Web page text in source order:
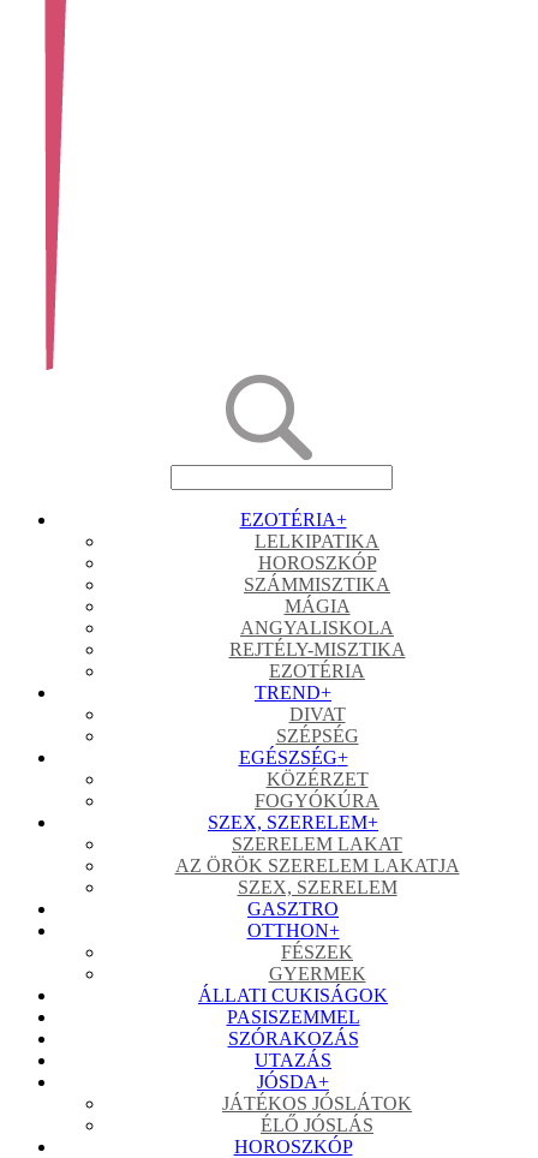
EZOTÉRIA+
LELKIPATIKA
HOROSZKÓP
SZÁMMISZTIKA
MÁGIA
ANGYALISKOLA
REJTÉLY-MISZTIKA
EZOTÉRIA
TREND+
DIVAT
SZÉPSÉG
EGÉSZSÉG+
KÖZÉRZET
FOGYÓKÚRA
SZEX, SZERELEM+
SZERELEM LAKAT
AZ ÖRÖK SZERELEM LAKATJA
SZEX, SZERELEM
GASZTRO
OTTHON+
FÉSZEK
GYERMEK
ÁLLATI CUKISÁGOK
PASISZEMMEL
SZÓRAKOZÁS
UTAZÁS
JÓSDA+
JÁTÉKOS JÓSLÁTOK
ÉLŐ JÓSLÁS
HOROSZKÓP